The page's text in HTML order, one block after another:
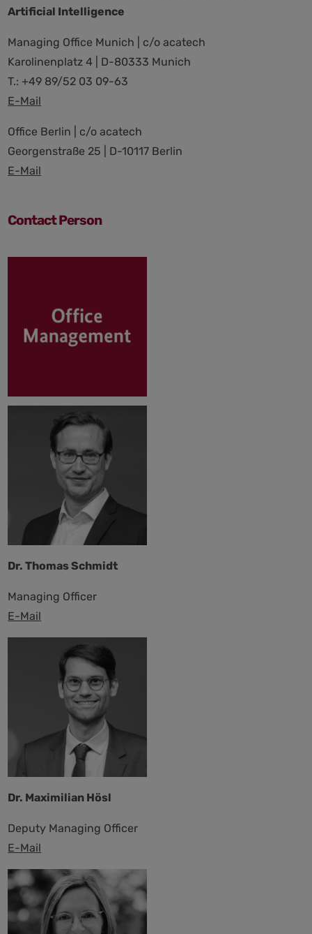
Artificial Intelligence
Managing Office Munich | c/o acatech
Karolinenplatz 4 | D-80333 Munich
T.: +49 89/52 03 09-63
E-Mail
Office Berlin | c/o acatech
Georgenstraße 25 | D-10117 Berlin
E-Mail
Contact Person
Dr. Thomas Schmidt
Managing Officer
E-Mail
Dr. Maximilian Hösl
Deputy Managing Officer
E-Mail